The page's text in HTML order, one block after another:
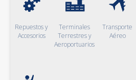
Repuestos y
Accesorios
Terminales
Terrestres y
Aeroportuarios
Transporte
Aéreo